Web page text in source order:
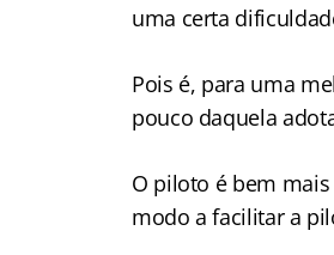
uma certa
Pois é, para uma
pouco daquela
O piloto é bem
modo a facilitar a